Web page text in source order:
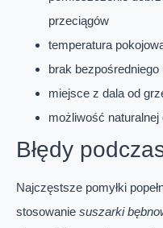
przeciągów
temperatura
brak bezpośredniego
miejsce z dala od
możliwość
Błędy
Najczęstsze pomyłki
stosowanie suszarki